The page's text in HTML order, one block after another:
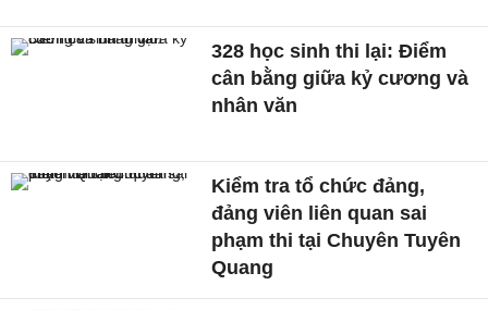
328 học sinh thi lại: Điểm
cân bằng giữa kỷ cương và
nhân văn
Kiểm tra tổ chức đảng,
đảng viên liên quan sai
phạm thi tại Chuyên Tuyên
Quang